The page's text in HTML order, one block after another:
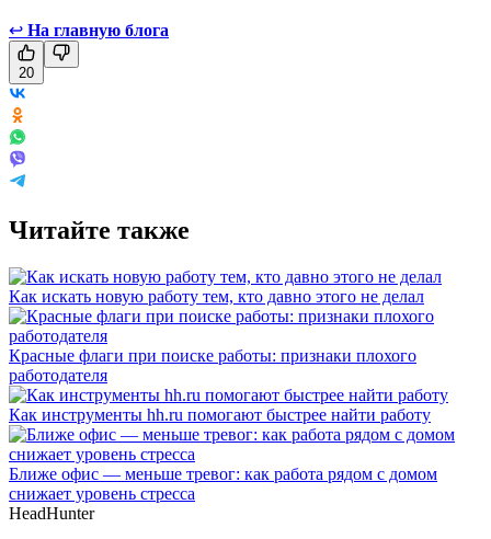
↩ На главную блога
20
Читайте также
Как искать новую работу тем, кто давно этого не делал
Красные флаги при поиске работы: признаки плохого
работодателя
Как инструменты hh.ru помогают быстрее найти работу
Ближе офис — меньше тревог: как работа рядом с домом
снижает уровень стресса
HeadHunter